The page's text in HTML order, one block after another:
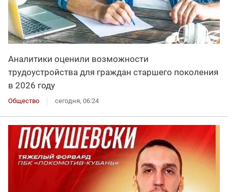
Аналитики оценили возможности
трудоустройства для граждан старшего поколения
в 2026 году
Общество сегодня, 06:24